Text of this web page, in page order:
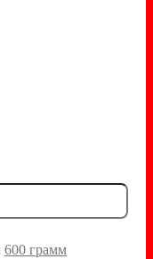
600 грамм